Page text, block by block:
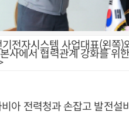
전자시스템 사업대표(왼쪽)
사에서 협력관계 강화를 위
아 전력청과 손잡고 발전설